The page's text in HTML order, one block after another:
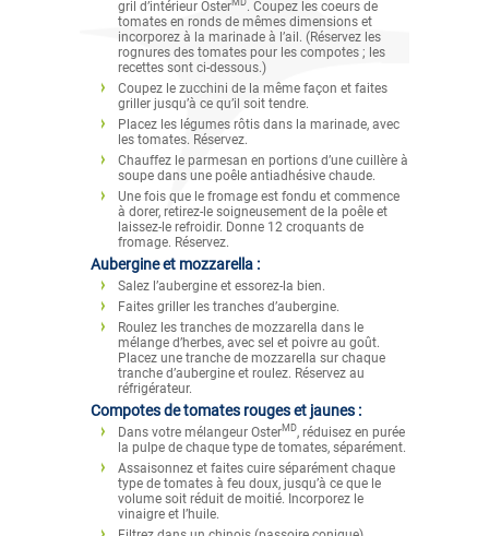
gril d’intérieur OsterMD. Coupez les coeurs de
tomates en ronds de mêmes dimensions et
incorporez à la marinade à l’ail. (Réservez les
rognures des tomates pour les compotes ; les
recettes sont ci-dessous.)
Coupez le zucchini de la même façon et faites
griller jusqu’à ce qu’il soit tendre.
Placez les légumes rôtis dans la marinade, avec
les tomates. Réservez.
Chauffez le parmesan en portions d’une cuillère à
soupe dans une poêle antiadhésive chaude.
Une fois que le fromage est fondu et commence
à dorer, retirez-le soigneusement de la poêle et
laissez-le refroidir. Donne 12 croquants de
fromage. Réservez.
Aubergine et mozzarella :
Salez l’aubergine et essorez-la bien.
Faites griller les tranches d’aubergine.
Roulez les tranches de mozzarella dans le
mélange d’herbes, avec sel et poivre au goût.
Placez une tranche de mozzarella sur chaque
tranche d’aubergine et roulez. Réservez au
réfrigérateur.
Compotes de tomates rouges et jaunes :
Dans votre mélangeur OsterMD, réduisez en purée
la pulpe de chaque type de tomates, séparément.
Assaisonnez et faites cuire séparément chaque
type de tomates à feu doux, jusqu’à ce que le
volume soit réduit de moitié. Incorporez le
vinaigre et l’huile.